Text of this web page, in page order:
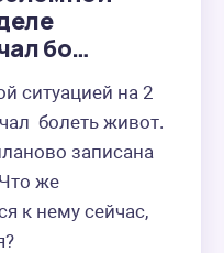
бо…
ситуацией на 2
болеть живот.
записана
же
к нему сейчас,